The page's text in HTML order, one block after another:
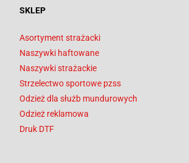
SKLEP
Asortyment strażacki
Naszywki haftowane
Naszywki strażackie
Strzelectwo sportowe pzss
Odzież dla służb mundurowych
Odzież reklamowa
Druk DTF